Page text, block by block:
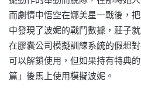
而劇情中悟空在娜美星一戰後，
中發現了波妮的戰鬥數據，莊子
在膠囊公司模擬訓練系統的假想
可以解鎖使用，但如果持有特典
篇」後馬上使用模擬波妮。